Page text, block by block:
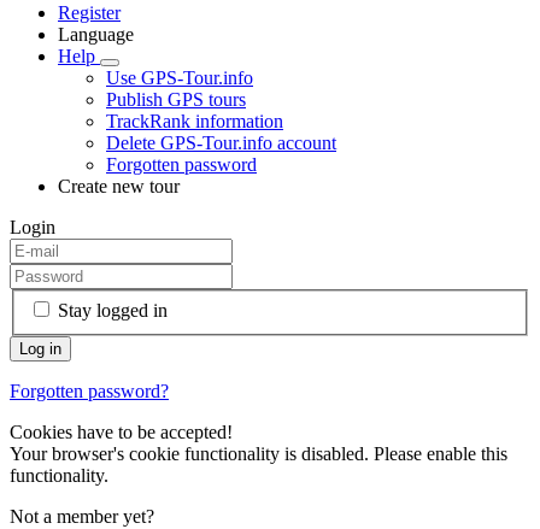
Register
Language
Help
Use GPS-Tour.info
Publish GPS tours
TrackRank information
Delete GPS-Tour.info account
Forgotten password
Create new tour
Login
Stay logged in
Forgotten password?
Cookies have to be accepted!
Your browser's cookie functionality is disabled. Please enable this
functionality.
Not a member yet?